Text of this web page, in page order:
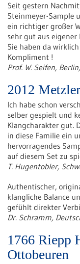
Seit gestern
Steinmeyer-Sample
ein richtiger großer
sehr gut aus eigener
Sie haben da
Kompliment !
Prof. W. Seifen,
2012
Ich habe schon
selber gespielt und
Klangcharakter gut.
in diese Familie ein
hervorragendes
auf diesem Set zu
T. Hugentobler,
Authentischer,
klangliche Balance
gefühlt direkter
Dr. Schramm,
1766 Riepp
Ottobeuren